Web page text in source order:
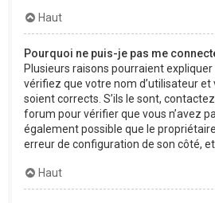
Haut
Pourquoi ne puis-je pas me
Plusieurs raisons pourraient
vérifiez que votre nom d’utilisateur
soient corrects. S’ils le sont,
forum pour vérifier que vous n’avez
également possible que le
erreur de configuration de son côté, et
Haut